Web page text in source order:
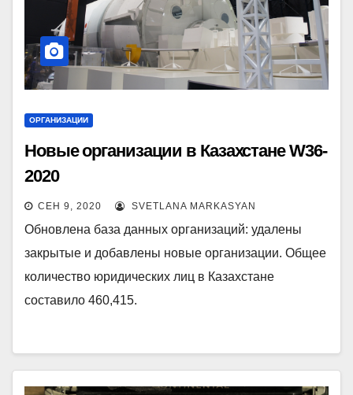
ОРГАНИЗАЦИИ
Новые организации в Казахстане W36-
2020
СЕН 9, 2020 SVETLANA MARKASYAN
Обновлена база данных организаций: удалены
закрытые и добавлены новые организации. Общее
количество юридических лиц в Казахстане
составило 460,415.